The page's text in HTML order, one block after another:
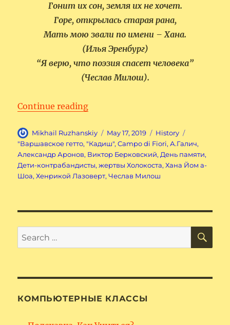
Гонит их сон, земля их не хочет.
Горе, открылась старая рана,
Мать мою звали по имени – Хана.
(Илья Эренбург)
“Я верю, что поэзия спасет человека”
(Чеслав Милош).
Continue reading“Йом а-Шоа – День памяти
Author
Mikhail Ruzhanskiy
Posted
on
May 17, 2019 Categories
History
Tags
"Варшавское гетто,"Кадиш",Campo di Fiori,А.Галич,
Александр Аронов, Виктор Берковский,День памяти,
Дети-контрабандисты,жертвы Холокоста,Хана Йом а-
Шоа,Хенрикой Лазоверт,Чеслав Милош
Search
for:
КОМПЬЮТЕРНЫЕ КЛАССЫ